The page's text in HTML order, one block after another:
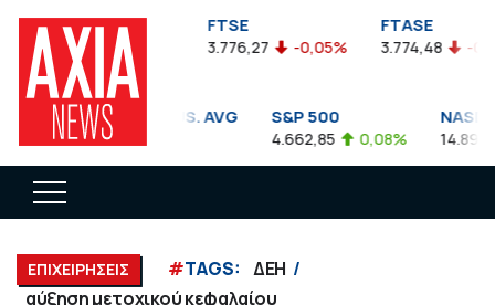
FTSEA
899,47 -0,04%
FTSE
3.776,27 -0,05%
FTASE
3.774,48 -
DOW JONES INDUS. AVG
35.911,81 -0,56%
S&P 500
4.662,85 0,08% 14.893,75
ΕΠΙΧΕΙΡΗΣΕΙΣ #TAGS: ΔΕΗ
αύξηση μετοχικού κεφαλαίου